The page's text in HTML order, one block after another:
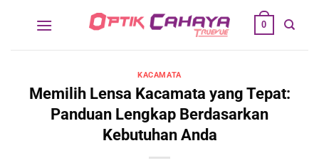
0
KACAMATA
Memilih Lensa Kacamata yang Tepat:
Panduan Lengkap Berdasarkan
Kebutuhan Anda